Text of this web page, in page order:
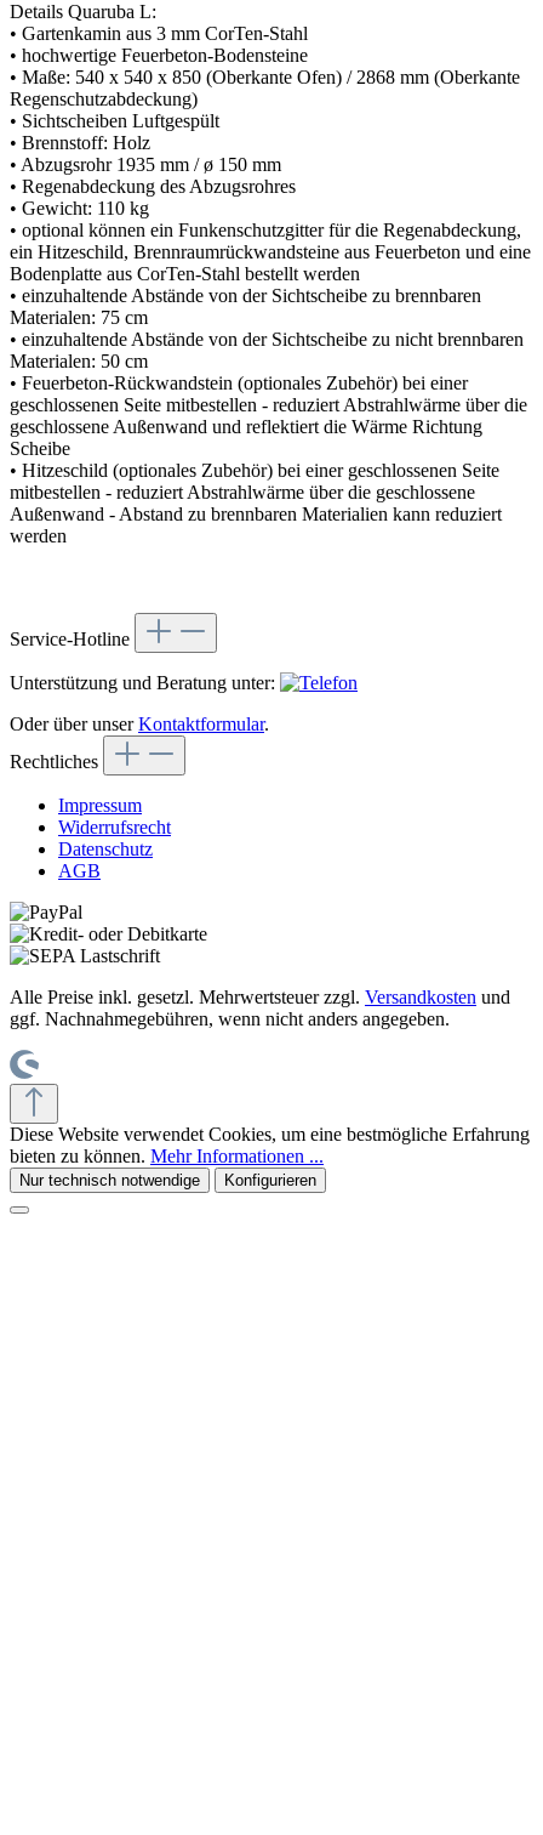
Details Quaruba L:
• Gartenkamin aus 3 mm CorTen-Stahl
• hochwertige Feuerbeton-Bodensteine
• Maße: 540 x 540 x 850 (Oberkante Ofen) / 2868 mm (Oberkante
Regenschutzabdeckung)
• Sichtscheiben Luftgespült
• Brennstoff: Holz
• Abzugsrohr 1935 mm / ø 150 mm
• Regenabdeckung des Abzugsrohres
• Gewicht: 110 kg
• optional können ein Funkenschutzgitter für die Regenabdeckung,
ein Hitzeschild, Brennraumrückwandsteine aus Feuerbeton und eine
Bodenplatte aus CorTen-Stahl bestellt werden
• einzuhaltende Abstände von der Sichtscheibe zu brennbaren
Materialen: 75 cm
• einzuhaltende Abstände von der Sichtscheibe zu nicht brennbaren
Materialen: 50 cm
• Feuerbeton-Rückwandstein (optionales Zubehör) bei einer
geschlossenen Seite mitbestellen - reduziert Abstrahlwärme über die
geschlossene Außenwand und reflektiert die Wärme Richtung
Scheibe
• Hitzeschild (optionales Zubehör) bei einer geschlossenen Seite
mitbestellen - reduziert Abstrahlwärme über die geschlossene
Außenwand - Abstand zu brennbaren Materialien kann reduziert
werden
Service-Hotline
Unterstützung und Beratung unter:
Oder über unserKontaktformular.
Rechtliches
Impressum
Widerrufsrecht
Datenschutz
AGB
Alle Preise inkl. gesetzl. Mehrwertsteuer zzgl. Versandkosten und
ggf. Nachnahmegebühren, wenn nicht anders angegeben.
Diese Website verwendet Cookies, um eine bestmögliche Erfahrung
bieten zu können. Mehr Informationen ...
Nur technisch notwendige Konfigurieren